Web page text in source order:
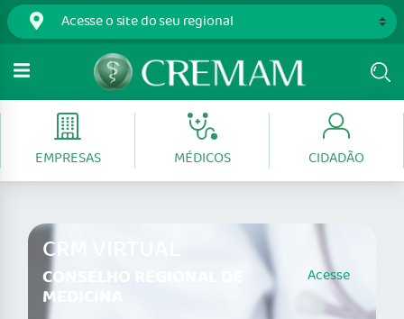
EMPRESAS MÉDICOS CIDADÃO
CRM VIRTUAL
CONSELHO REGIONAL DE
MEDICINA
Acesse